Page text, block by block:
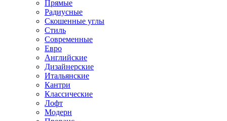
Прямые
Радиусные
Скошенные углы
Стиль
Современные
Евро
Английские
Дизайнерские
Итальянские
Кантри
Классические
Лофт
Модерн